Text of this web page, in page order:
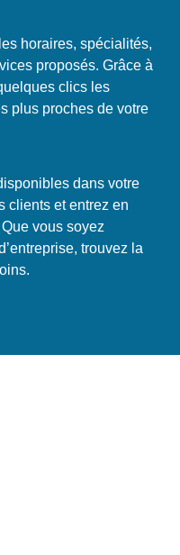
horaires, spécialités,
proposés. Grâce à
clics les
plus proches de votre
dans votre
clients et entrez en
vous soyez
trouvez la